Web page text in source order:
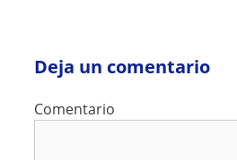
Deja un comentario
Comentario